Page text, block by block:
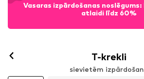
Vasaras izpārdošanas
atlaidi līdz 60%
T-krekli
sievietēm